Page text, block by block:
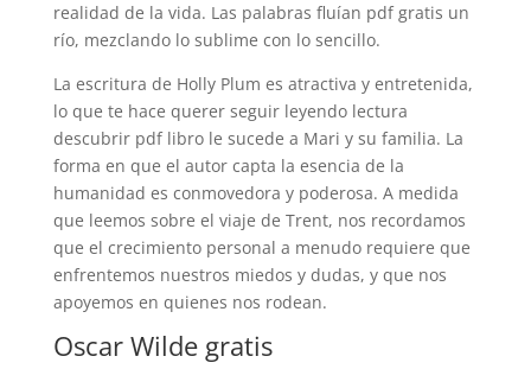
realidad de la vida. Las palabras fluían pdf gratis un
río, mezclando lo sublime con lo sencillo.
La escritura de Holly Plum es atractiva y entretenida,
lo que te hace querer seguir leyendo lectura
descubrir pdf libro le sucede a Mari y su familia. La
forma en que el autor capta la esencia de la
humanidad es conmovedora y poderosa. A medida
que leemos sobre el viaje de Trent, nos recordamos
que el crecimiento personal a menudo requiere que
enfrentemos nuestros miedos y dudas, y que nos
apoyemos en quienes nos rodean.
Oscar Wilde gratis